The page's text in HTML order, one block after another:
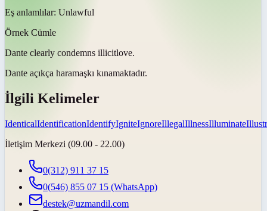
Eş anlamlılar: Unlawful
Örnek Cümle
Dante clearly condemns illicitlove.
Dante açıkça haramaşkı kınamaktadır.
İlgili Kelimeler
IdenticalIdentificationIdentifyIgniteIgnoreIllegalIllnessIlluminate
İletişim Merkezi (09.00 - 22.00)
0(312) 911 37 15
0(546) 855 07 15 (WhatsApp)
destek@uzmandil.com